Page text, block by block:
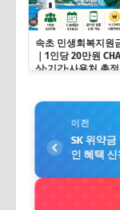
속초 민생회복지원
｜1인당 20만원
상·기간·사용처 총
이전
SK 위약
인 혜택